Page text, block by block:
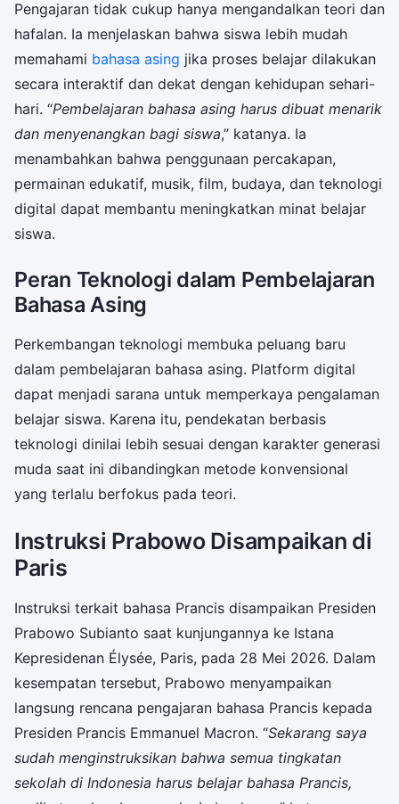
Pengajaran tidak cukup hanya mengandalkan teori dan
hafalan. Ia menjelaskan bahwa siswa lebih mudah
memahami bahasa asing jika proses belajar dilakukan
secara interaktif dan dekat dengan kehidupan sehari-
hari. “Pembelajaran bahasa asing harus dibuat menarik
dan menyenangkan bagi siswa,” katanya. Ia
menambahkan bahwa penggunaan percakapan,
permainan edukatif, musik, film, budaya, dan teknologi
digital dapat membantu meningkatkan minat belajar
siswa.
Peran Teknologi dalam Pembelajaran
Bahasa Asing
Perkembangan teknologi membuka peluang baru
dalam pembelajaran bahasa asing. Platform digital
dapat menjadi sarana untuk memperkaya pengalaman
belajar siswa. Karena itu, pendekatan berbasis
teknologi dinilai lebih sesuai dengan karakter generasi
muda saat ini dibandingkan metode konvensional
yang terlalu berfokus pada teori.
Instruksi Prabowo Disampaikan di
Paris
Instruksi terkait bahasa Prancis disampaikan Presiden
Prabowo Subianto saat kunjungannya ke Istana
Kepresidenan Élysée, Paris, pada 28 Mei 2026. Dalam
kesempatan tersebut, Prabowo menyampaikan
langsung rencana pengajaran bahasa Prancis kepada
Presiden Prancis Emmanuel Macron. “Sekarang saya
sudah menginstruksikan bahwa semua tingkatan
sekolah di Indonesia harus belajar bahasa Prancis,